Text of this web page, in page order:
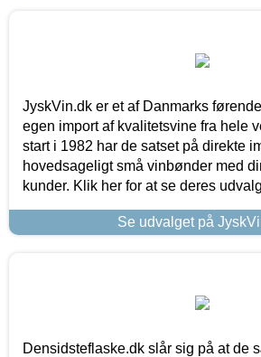
JyskVin.dk er et af Danmarks
egen import af kvalitetsvine fra hele
start i 1982 har de satset på direkte
hovedsageligt små vinbønder med
kunder. Klik her for at se deres
Se udvalget på
Densidsteflaske.dk slår sig på at de